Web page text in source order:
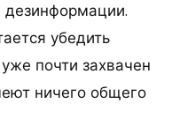
дезинформации.
убедить
почти захвачен
ничего общего